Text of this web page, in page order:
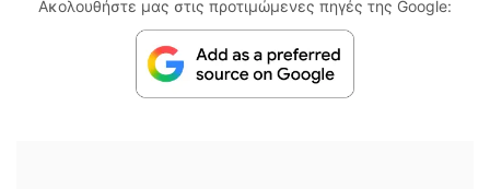
Ακολουθήστε μας στις προτιμώμενες πηγές της Google: